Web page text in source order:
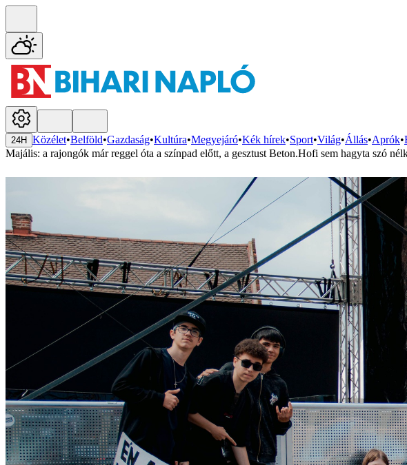
24H Közélet•Belföld•Gazdaság•Kultúra•Megyejáró•Kék hírek•Sport•Világ•Állás•Aprók•
Majális: a rajongók már reggel óta a színpad előtt, a gesztust Beton.Hofi sem hagyta szó